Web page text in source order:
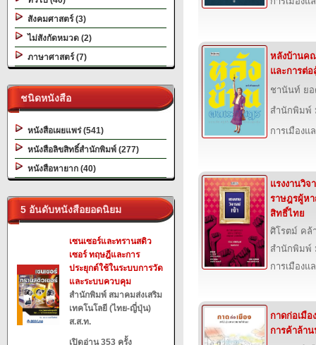
สังคมศาสตร์ (3)
ไม่สังกัดหมวด (2)
ภาษาศาสตร์ (7)
ชนิดหนังสือ
หนังสือเผยแพร่ (541)
หนังสือลิขสิทธิ์สำนักพิมพ์ (277)
หนังสือหายาก (40)
5 อันดับหนังสือยอดนิยม
เซนเซอร์และทรานสดิว
เซอร์ ทฤษฎีและการ
ประยุกต์ใช้ในระบบการวัด
และระบบควบคุม
สำนักพิมพ์ สมาคมส่งเสริม
เทคโนโลยี (ไทย-ญี่ปุ่น)
ส.ส.ท.
เปิดอ่าน 353 ครั้ง
หลังบ้านค
และการต่
ชานันท์ ย
สำนักพิมพ์
การเมืองแ
แรงงานวิจ
ราษฎรผู้ห
สิทธิ์ไทย
ศิโรตม์ คล้
สำนักพิมพ์
การเมืองแ
กาดก่อเมื
การค้าล้าน